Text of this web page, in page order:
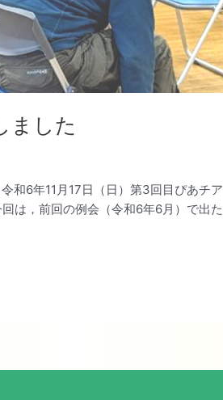
ました
和6年11月17日（日）第3回目ぴあチア
は，前回の例会（令和6年6月）で出た